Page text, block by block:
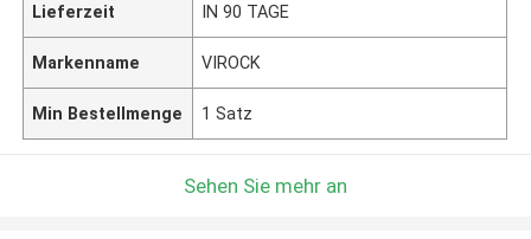
Lieferzeit IN 90 TAGE
Markenname VIROCK
Min Bestellmenge 1 Satz
Sehen Sie mehr an